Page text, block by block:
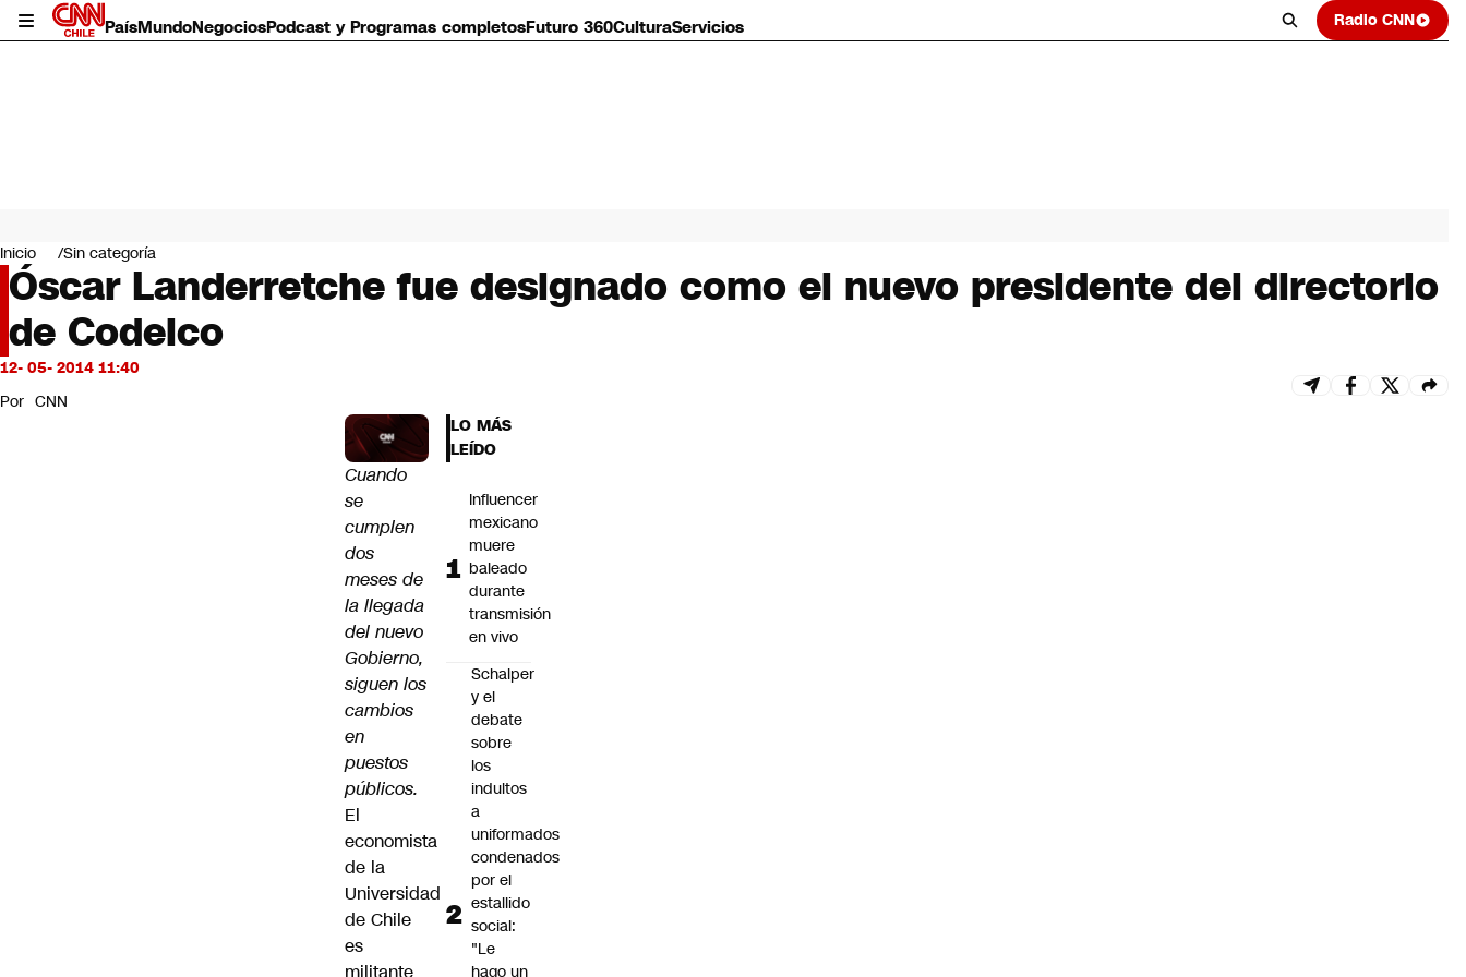
PaísMundoNegociosPodcast y Programas completosFuturo 360CulturaServicios Radio CNN
Mundo
Negocios
Deportes
Programas completos
Cultura
Servicios
Bits
CNN Data
Inicio Sin categoría
Óscar Landerretche fue designado como el nuevo presidente del directorio
de Codelco
12- 05- 2014 11:40
Por CNN
Cuando
se
cumplen
dos
meses de
la llegada
del nuevo
Gobierno,
siguen los
cambios
en
puestos
públicos.
El
economista
de la
Universidad
de Chile
es
militante
LO MÁS
LEÍDO
Influencer
mexicano
muere
baleado
durante
transmisión
en vivo
Schalper
y el
debate
sobre
los
indultos
a
uniformados
condenados
por el
estallido
social:
"Le
hago un